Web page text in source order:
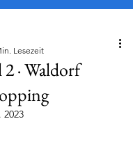
2 · Waldorf
Lesezeit
2023